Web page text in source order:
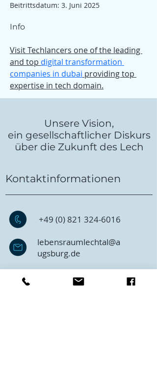
Beitrittsdatum: 3. Juni 2025
Info
Visit Techlancers one of the leading
and top digital transformation
companies in dubai providing top
expertise in tech domain.
Unsere Vision,
ein gesellschaftlicher Diskurs
über die Zukunft des Lech
Kontaktinformationen
+49 (0) 821 324-6016
lebensraumlechtal@a
ugsburg.de